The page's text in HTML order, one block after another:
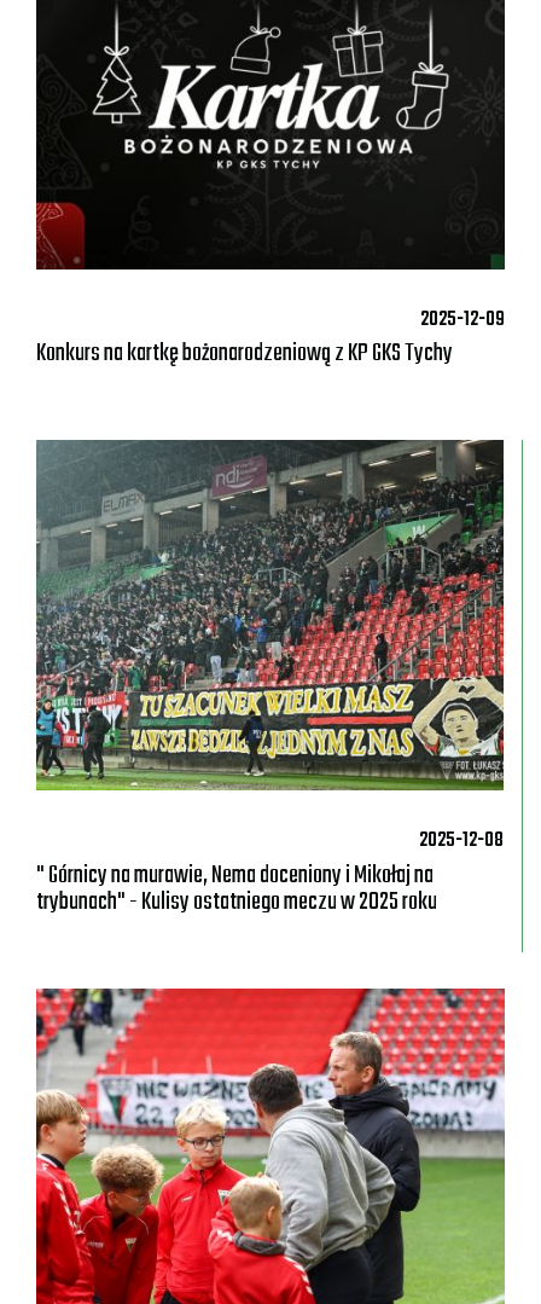
2025-12-09
Konkurs na kartkę bożonarodzeniową z KP GKS Tychy
2025-12-08
" Górnicy na murawie, Nema doceniony i Mikołaj na
trybunach" - Kulisy ostatniego meczu w 2025 roku